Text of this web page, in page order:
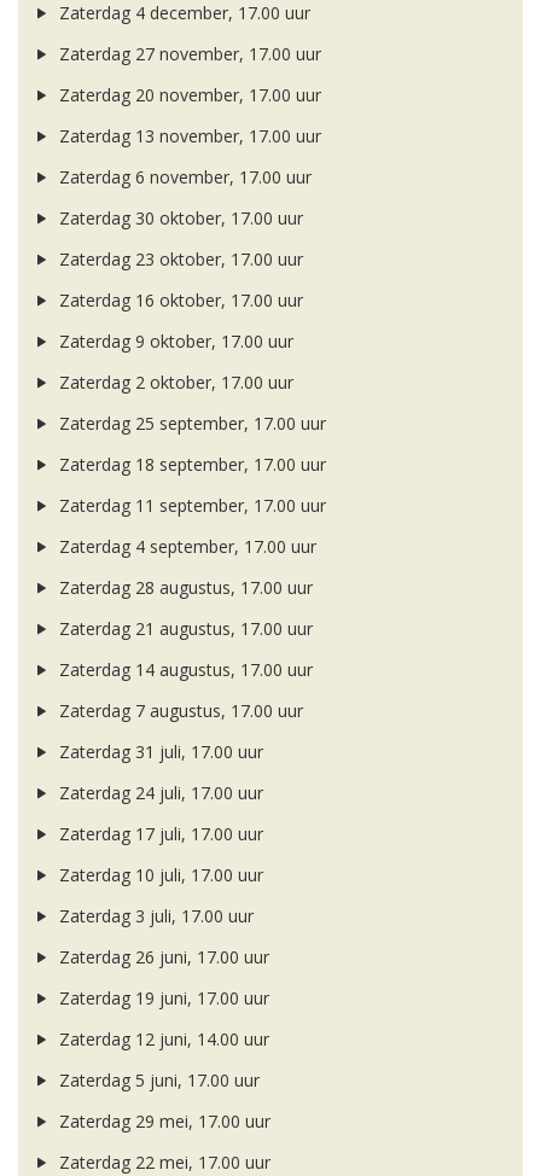
Zaterdag 4 december, 17.00 uur
Zaterdag 27 november, 17.00 uur
Zaterdag 20 november, 17.00 uur
Zaterdag 13 november, 17.00 uur
Zaterdag 6 november, 17.00 uur
Zaterdag 30 oktober, 17.00 uur
Zaterdag 23 oktober, 17.00 uur
Zaterdag 16 oktober, 17.00 uur
Zaterdag 9 oktober, 17.00 uur
Zaterdag 2 oktober, 17.00 uur
Zaterdag 25 september, 17.00 uur
Zaterdag 18 september, 17.00 uur
Zaterdag 11 september, 17.00 uur
Zaterdag 4 september, 17.00 uur
Zaterdag 28 augustus, 17.00 uur
Zaterdag 21 augustus, 17.00 uur
Zaterdag 14 augustus, 17.00 uur
Zaterdag 7 augustus, 17.00 uur
Zaterdag 31 juli, 17.00 uur
Zaterdag 24 juli, 17.00 uur
Zaterdag 17 juli, 17.00 uur
Zaterdag 10 juli, 17.00 uur
Zaterdag 3 juli, 17.00 uur
Zaterdag 26 juni, 17.00 uur
Zaterdag 19 juni, 17.00 uur
Zaterdag 12 juni, 14.00 uur
Zaterdag 5 juni, 17.00 uur
Zaterdag 29 mei, 17.00 uur
Zaterdag 22 mei, 17.00 uur